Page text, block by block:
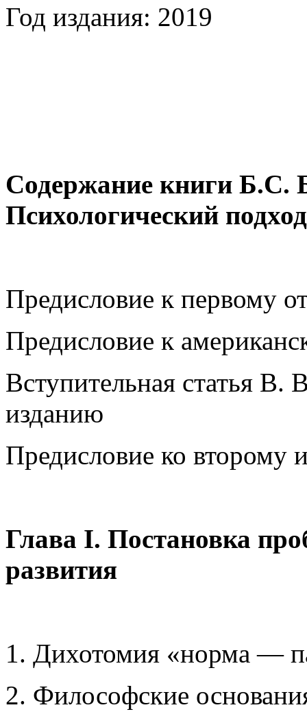
Год издания: 2019
Содержание книги Б.С.
Психологический
Предисловие к первому
Предисловие к
Вступительная статья В.
изданию
Предисловие ко второму
Глава I. Постановка
развития
1. Дихотомия «норма —
2. Философские